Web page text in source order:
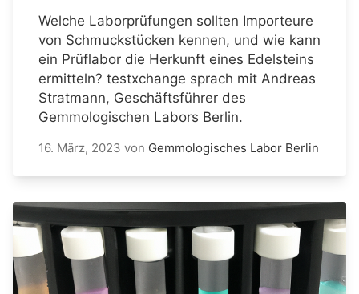
Welche Laborprüfungen sollten Importeure
von Schmuckstücken kennen, und wie kann
ein Prüflabor die Herkunft eines Edelsteins
ermitteln? testxchange sprach mit Andreas
Stratmann, Geschäftsführer des
Gemmologischen Labors Berlin.
16. März, 2023 von Gemmologisches Labor Berlin